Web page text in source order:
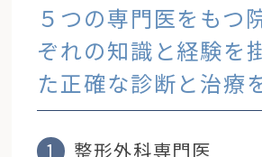
５つの専門医をもつ
ぞれの知識と経験を
た正確な診断と治療
整形外科専門医